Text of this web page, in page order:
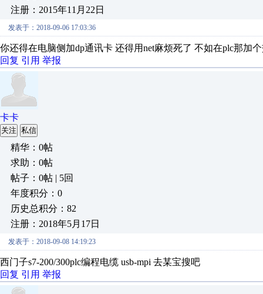
注册：2015年11月22日
发表于：2018-09-06 17:03:36
你还得在电脑侧加dp通讯卡 还得用net麻烦死了 不如在plc那加
回复 引用 举报
卡卡
关注 私信
精华：0帖
求助：0帖
帖子：0帖 | 5回
年度积分：0
历史总积分：82
注册：2018年5月17日
发表于：2018-09-08 14:19:23
西门子s7-200/300plc编程电缆 usb-mpi 去某宝搜吧
回复 引用 举报